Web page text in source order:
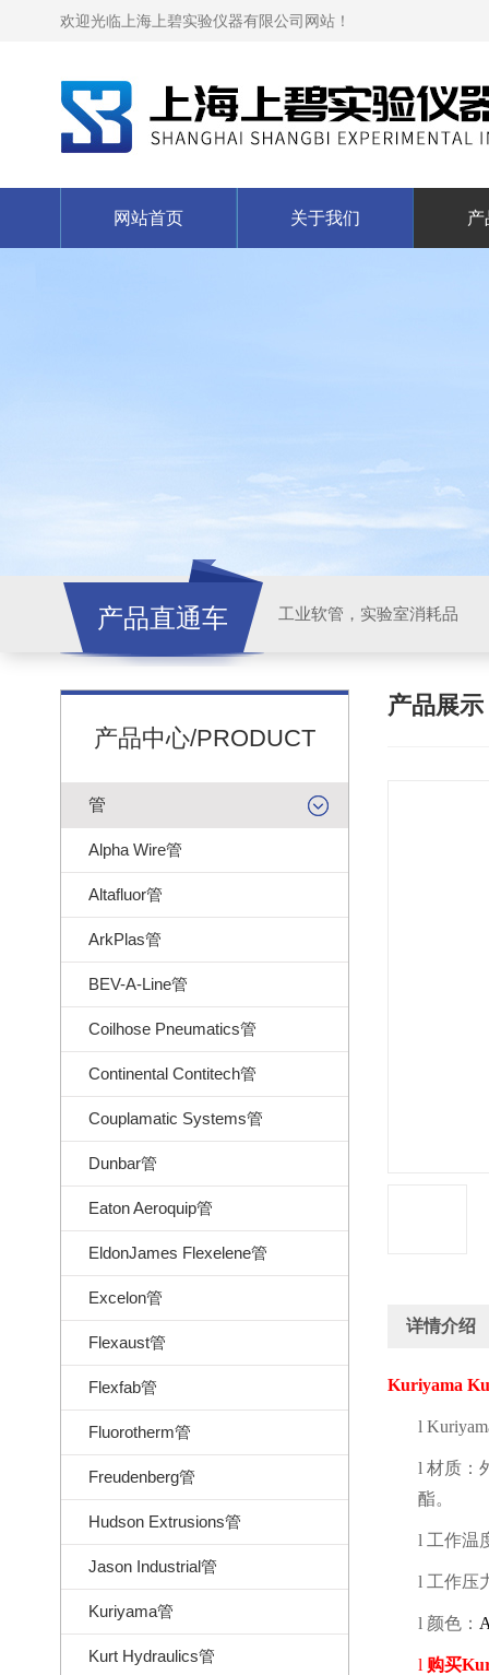
欢迎光临上海上碧实验仪器有限公司网站！
网站首页 关于我们 产
产品直通车 工业软管，实验室消耗品
产品中心/PRODUCT
管
Alpha Wire管
Altafluor管
ArkPlas管
BEV-A-Line管
Coilhose Pneumatics管
Continental Contitech管
Couplamatic Systems管
Dunbar管
Eaton Aeroquip管
EldonJames Flexelene管
Excelon管
Flexaust管
Flexfab管
Fluorotherm管
Freudenberg管
Hudson Extrusions管
Jason Industrial管
Kuriyama管
Kurt Hydraulics管
产品展示
详情介绍
Kuriyama
l
l 材质：
酯。
l 工作温
l 工作压
l 颜色：
l 购买